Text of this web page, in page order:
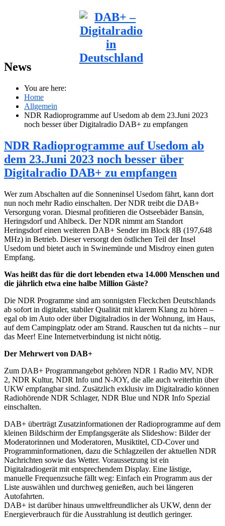
News
You are here:
Home
Allgemein
NDR Radioprogramme auf Usedom ab dem 23.Juni 2023
noch besser über Digitalradio DAB+ zu empfangen
NDR Radioprogramme auf Usedom ab
dem 23.Juni 2023 noch besser über
Digitalradio DAB+ zu empfangen
Wer zum Abschalten auf die Sonneninsel Usedom fährt, kann dort
nun noch mehr Radio einschalten. Der NDR treibt die DAB+
Versorgung voran. Diesmal profitieren die Ostseebäder Bansin,
Heringsdorf und Ahlbeck. Der NDR nimmt am Standort
Heringsdorf einen weiteren DAB+ Sender im Block 8B (197,648
MHz) in Betrieb. Dieser versorgt den östlichen Teil der Insel
Usedom und bietet auch in Swinemünde und Misdroy einen guten
Empfang.
Was heißt das für die dort lebenden etwa 14.000 Menschen und
die jährlich etwa eine halbe Million Gäste?
Die NDR Programme sind am sonnigsten Fleckchen Deutschlands
ab sofort in digitaler, stabiler Qualität mit klarem Klang zu hören –
egal ob im Auto oder über Digitalradios in der Wohnung, im Haus,
auf dem Campingplatz oder am Strand. Rauschen tut da nichts – nur
das Meer! Eine Internetverbindung ist nicht nötig.
Der Mehrwert von DAB+
Zum DAB+ Programmangebot gehören NDR 1 Radio MV, NDR
2, NDR Kultur, NDR Info und N-JOY, die alle auch weiterhin über
UKW empfangbar sind. Zusätzlich exklusiv im Digitalradio können
Radiohörende NDR Schlager, NDR Blue und NDR Info Spezial
einschalten.
DAB+ überträgt Zusatzinformationen der Radioprogramme auf dem
kleinen Bildschirm der Empfangsgeräte als Slideshow: Bilder der
Moderatorinnen und Moderatoren, Musiktitel, CD-Cover und
Programminformationen, dazu die Schlagzeilen der aktuellen NDR
Nachrichten sowie das Wetter. Voraussetzung ist ein
Digitalradiogerät mit entsprechendem Display. Eine lästige,
manuelle Frequenzsuche fällt weg: Einfach ein Programm aus der
Liste auswählen und durchweg genießen, auch bei längeren
Autofahrten.
DAB+ ist darüber hinaus umweltfreundlicher als UKW, denn der
Energieverbrauch für die Ausstrahlung ist deutlich geringer.